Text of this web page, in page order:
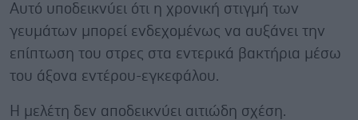
Αυτό υποδεικνύει ότι η χρονική στιγμή των
γευμάτων μπορεί ενδεχομένως να αυξάνει την
επίπτωση του στρες στα εντερικά βακτήρια μέσω
του άξονα εντέρου-εγκεφάλου.
Η μελέτη δεν αποδεικνύει αιτιώδη σχέση.